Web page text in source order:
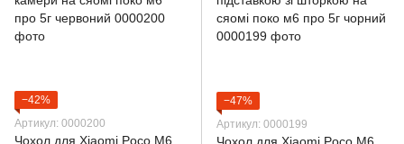
−42%
Артикул: 0000200
Чохол для Xiaomi Poco M6
−47%
Артикул: 0000199